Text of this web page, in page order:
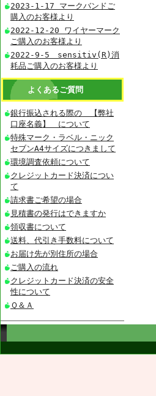
2023-1-17 マークバンドご
購入のお客様より
2022-12-20 ワイヤーマーク
ご購入のお客様より
2022-9-5 sensitiv(R)消
耗品ご購入のお客様より
よくあるご質問
銀行振込される際の 【弊社
口座名義】 について
特殊マーク・ラベル・ニック
セブンA4サイズにつきまして
環境調査依頼について
クレジットカード決済につい
て
請求書ご希望の場合
見積書の発行はできますか
領収書について
送料、代引き手数料について
お届け先が別住所の場合
ご購入の流れ
クレジットカード決済の安全
性について
Ｑ＆Ａ